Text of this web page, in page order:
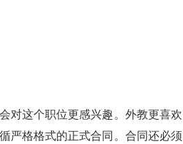
对这个职位更感兴趣。外教更喜欢
严格格式的正式合同。合同还必须